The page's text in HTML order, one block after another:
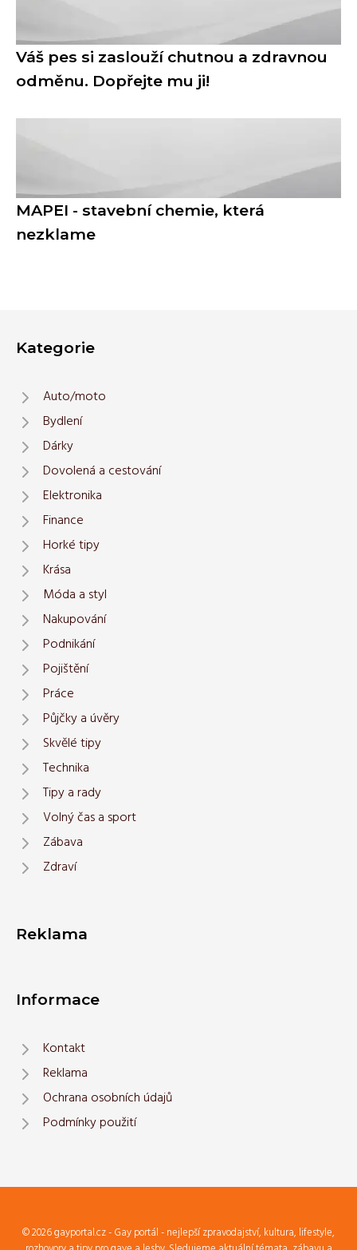
Váš pes si zaslouží chutnou a zdravnou
odměnu. Dopřejte mu ji!
MAPEI - stavební chemie, která
nezklame
Kategorie
Auto/moto
Bydlení
Dárky
Dovolená a cestování
Elektronika
Finance
Horké tipy
Krása
Móda a styl
Nakupování
Podnikání
Pojištění
Práce
Půjčky a úvěry
Skvělé tipy
Technika
Tipy a rady
Volný čas a sport
Zábava
Zdraví
Reklama
Informace
Kontakt
Reklama
Ochrana osobních údajů
Podmínky použití
© 2026 gayportal.cz - Gay portál - nejlepší zpravodajství, kultura, lifestyle,